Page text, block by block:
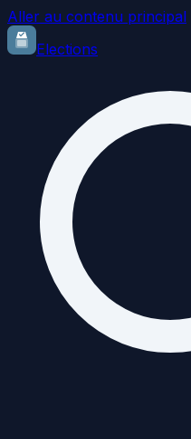
Aller au contenu principal
Elections